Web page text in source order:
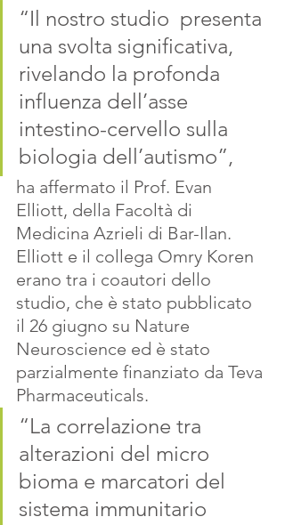
“Il nostro studio  presenta
una svolta significativa,
rivelando la profonda
influenza dell’asse
intestino-cervello sulla
biologia dell’autismo”,
ha affermato il Prof. Evan
Elliott, della Facoltà di
Medicina Azrieli di Bar-Ilan.
Elliott e il collega Omry Koren
erano tra i coautori dello
studio, che è stato pubblicato
il 26 giugno su Nature
Neuroscience ed è stato
parzialmente finanziato da Teva
Pharmaceuticals.
“La correlazione tra
alterazioni del micro
bioma e marcatori del
sistema immunitario